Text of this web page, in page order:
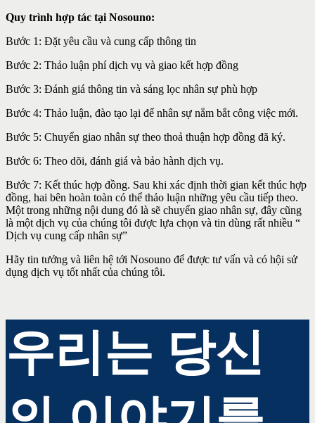
Quy trình hợp tác tại Nosouno:
Bước 1: Đặt yêu cầu và cung cấp thông tin
Bước 2: Thảo luận phí dịch vụ và giao kết hợp đồng
Bước 3: Đánh giá thông tin và sáng lọc nhân sự phù hợp
Bước 4: Thảo luận, đào tạo lại để nhân sự nắm bắt công việc mới.
Bước 5: Chuyển giao nhân sự theo thoả thuận hợp đồng đã ký.
Bước 6: Theo dõi, đánh giá và bảo hành dịch vụ.
Bước 7: Kết thúc hợp đồng. Sau khi xác định thời gian kết thúc hợp
đồng, hai bên hoàn toàn có thể thảo luận những yêu cầu tiếp theo.
Một trong những nội dung đó là sẽ chuyển giao nhân sự, đây cũng
là một dịch vụ của chúng tôi được lựa chọn và tin dùng rất nhiều “
Dịch vụ cung cấp nhân sự”
Hãy tin tưởng và liên hệ tới Nosouno để được tư vấn và có hội sử
dụng dịch vụ tốt nhất của chúng tôi.
우리는 당신